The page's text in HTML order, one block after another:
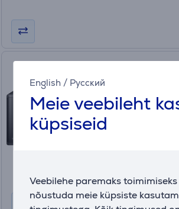
English / Русский
Meie veebileht
küpsiseid
Veebilehe paremaks
nõustuda meie küpsiste
Mikrolaineahi
MS23K3614AK/BA
Laos